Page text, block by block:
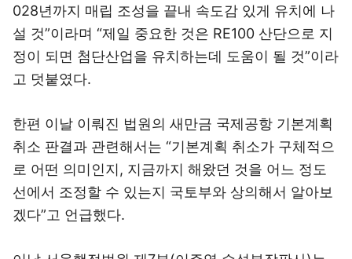
028년까지 매립 조성을 끝내 속도감 있게 유치에 나
설 것”이라며 “제일 중요한 것은 RE100 산단으로 지
정이 되면 첨단산업을 유치하는데 도움이 될 것”이라
고 덧붙였다.
한편 이날 이뤄진 법원의 새만금 국제공항 기본계획
취소 판결과 관련해서는 “기본계획 취소가 구체적으
로 어떤 의미인지, 지금까지 해왔던 것을 어느 정도
선에서 조정할 수 있는지 국토부와 상의해서 알아보
겠다”고 언급했다.